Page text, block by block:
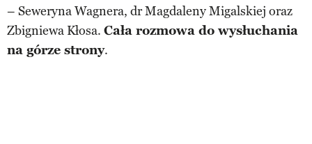
– Seweryna Wagnera, dr Magdaleny Migalskiej oraz
Zbigniewa Kłosa. Cała rozmowa do wysłuchania
na górze strony.